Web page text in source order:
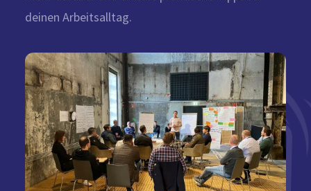
Kostenlose Beratung
deinen Arbeitsalltag.